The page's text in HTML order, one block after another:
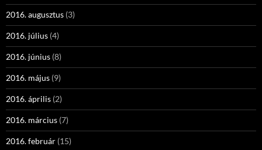
2016. augusztus (3)
2016. július (4)
2016. június (8)
2016. május (9)
2016. április (2)
2016. március (7)
2016. február (15)